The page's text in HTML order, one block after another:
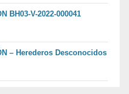
BH03-V-2022-000041
– Herederos Desconocidos